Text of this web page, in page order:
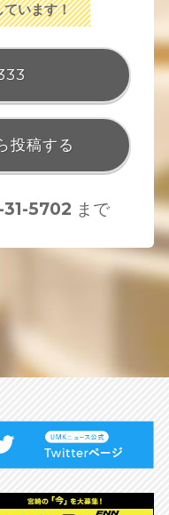
います！
投稿する
5702 まで